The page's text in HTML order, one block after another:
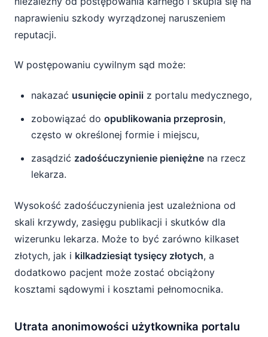
naprawieniu szkody wyrządzonej naruszeniem
reputacji.
W postępowaniu cywilnym sąd może:
nakazać usunięcie opinii z portalu medycznego,
zobowiązać do opublikowania przeprosin,
często w określonej formie i miejscu,
zasądzić zadośćuczynienie pieniężne na rzecz
lekarza.
Wysokość zadośćuczynienia jest uzależniona od
skali krzywdy, zasięgu publikacji i skutków dla
wizerunku lekarza. Może to być zarówno kilkaset
złotych, jak i kilkadziesiąt tysięcy złotych, a
dodatkowo pacjent może zostać obciążony
kosztami sądowymi i kosztami pełnomocnika.
Utrata anonimowości użytkownika portalu